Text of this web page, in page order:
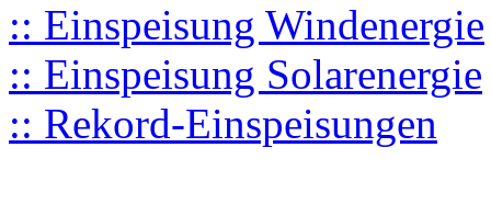
:: Einspeisung Windenergie
:: Einspeisung Solarenergie
:: Rekord-Einspeisungen